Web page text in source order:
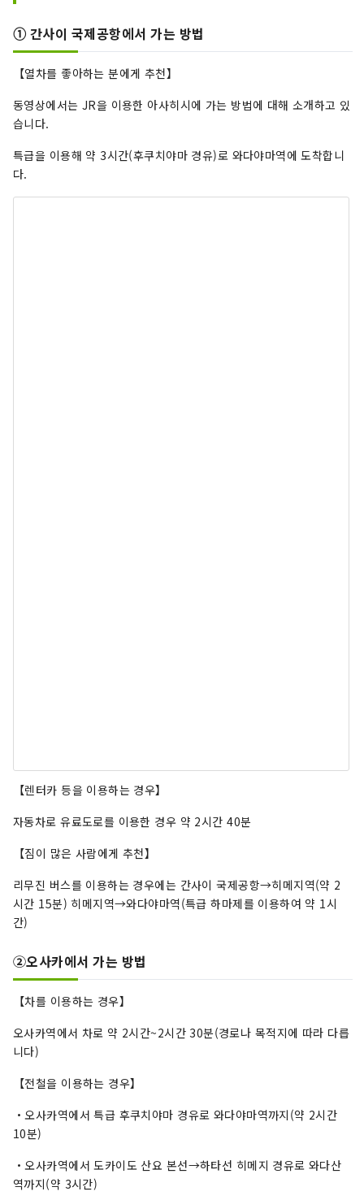
➀ 간사이 국제공항에서 가는 방법
【열차를 좋아하는 분에게 추천】
동영상에서는 JR을 이용한 아사히시에 가는 방법에 대해 소개하고 있
습니다.
특급을 이용해 약 3시간(후쿠치야마 경유)로 와다야마역에 도착합니
다.
【렌터카 등을 이용하는 경우】
자동차로 유료도로를 이용한 경우 약 2시간 40분
【짐이 많은 사람에게 추천】
리무진 버스를 이용하는 경우에는 간사이 국제공항→히메지역(약 2
시간 15분) 히메지역→와다야마역(특급 하마제를 이용하여 약 1시
간)
②오사카에서 가는 방법
【차를 이용하는 경우】
오사카역에서 차로 약 2시간~2시간 30분(경로나 목적지에 따라 다릅
니다)
【전철을 이용하는 경우】
・오사카역에서 특급 후쿠치야마 경유로 와다야마역까지(약 2시간
10분)
・오사카역에서 도카이도 산요 본선→하타선 히메지 경유로 와다산
역까지(약 3시간)